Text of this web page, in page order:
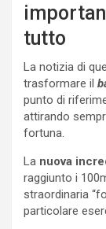
tutto
La notizia di
trasformare il
punto di
attirando
fortuna.
La nuova
raggiunto i
straordinaria
particolare